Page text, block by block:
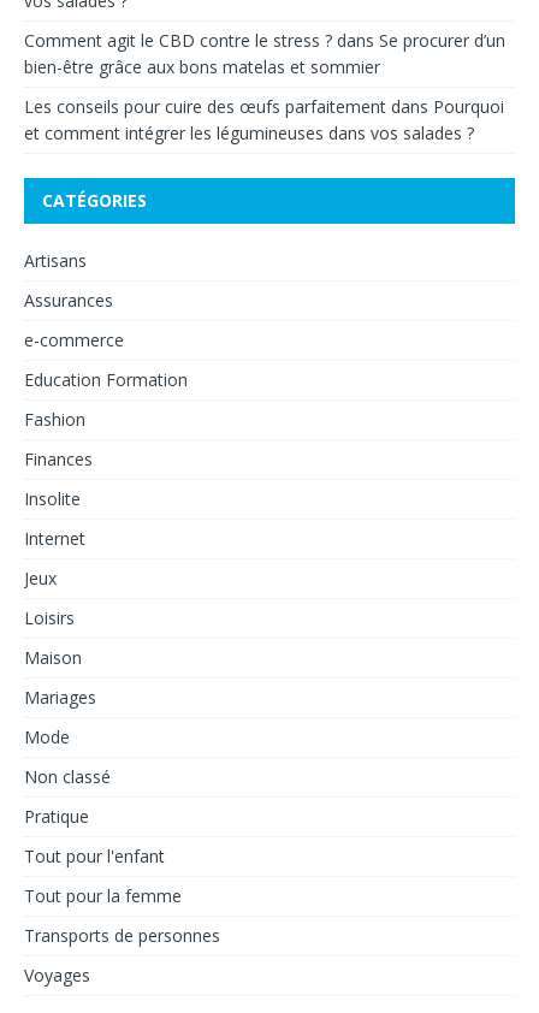
Comment agit le CBD contre le stress ? dans Se procurer d’un
bien-être grâce aux bons matelas et sommier
Les conseils pour cuire des œufs parfaitement dans Pourquoi
et comment intégrer les légumineuses dans vos salades ?
CATÉGORIES
Artisans
Assurances
e-commerce
Education Formation
Fashion
Finances
Insolite
Internet
Jeux
Loisirs
Maison
Mariages
Mode
Non classé
Pratique
Tout pour l'enfant
Tout pour la femme
Transports de personnes
Voyages